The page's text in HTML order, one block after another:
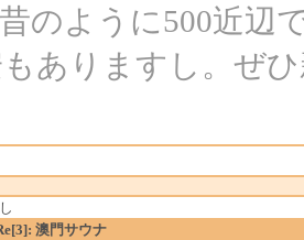
のように500近辺
ありますし。ぜ
澳門サウナ